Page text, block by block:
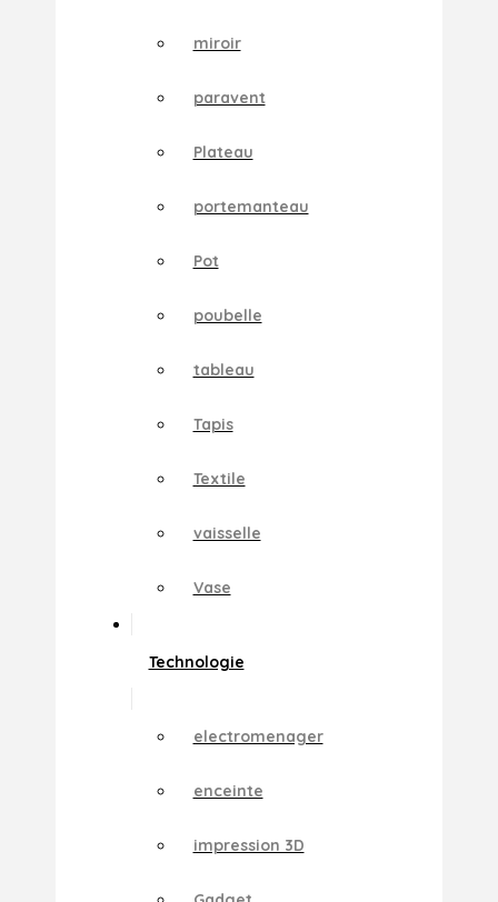
miroir
paravent
Plateau
portemanteau
Pot
poubelle
tableau
Tapis
Textile
vaisselle
Vase
Technologie
electromenager
enceinte
impression 3D